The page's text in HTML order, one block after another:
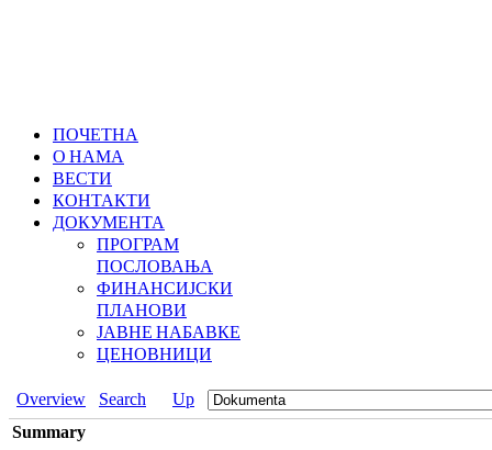
ПОЧЕТНА
О НАМА
ВЕСТИ
КОНТАКТИ
ДОКУМЕНТА
ПРОГРАМ
ПОСЛОВАЊА
ФИНАНСИЈСКИ
ПЛАНОВИ
ЈАВНЕ НАБАВКЕ
ЦЕНОВНИЦИ
Overview Search
Up
Summary